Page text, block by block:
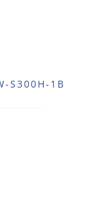
S300H-1B